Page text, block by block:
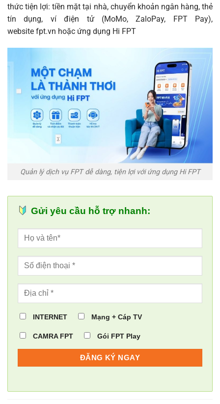
thức tiện lợi: tiền mặt tại nhà, chuyển khoản ngân hàng, thẻ
tín dụng, ví điện tử (MoMo, ZaloPay, FPT Pay),
website fpt.vn hoặc ứng dụng Hi FPT
Quản lý dịch vụ FPT dễ dàng, tiện lợi với ứng dụng Hi FPT
Gửi yêu cầu hỗ trợ nhanh:
INTERNET Mạng + Cáp TV
CAMRA FPT Gói FPT Play